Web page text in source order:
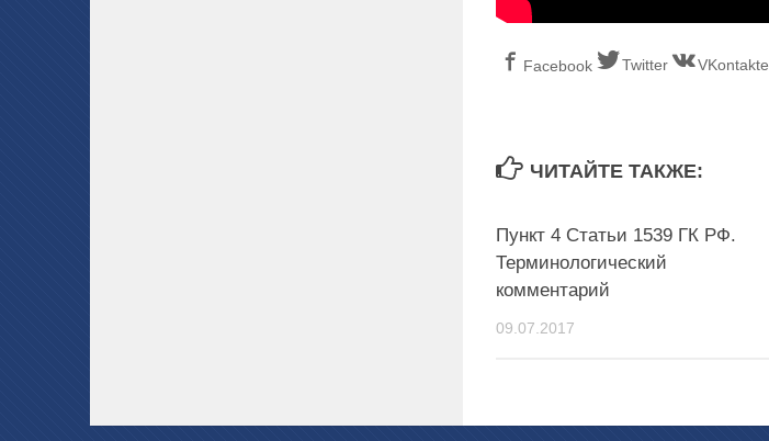
Facebook Twitter VKontakte
ЧИТАЙТЕ ТАКЖЕ:
Пункт 4 Статьи 1539 ГК РФ.
Терминологический
комментарий
09.07.2017